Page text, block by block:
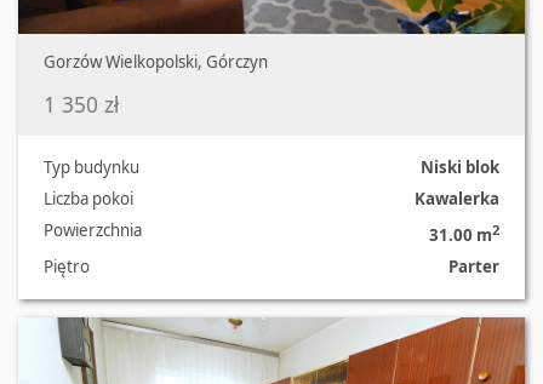
Gorzów Wielkopolski, Górczyn
1 350 zł
Typ budynku
Niski blok
Liczba pokoi
Kawalerka
Powierzchnia
31.00 m2
Piętro
Parter